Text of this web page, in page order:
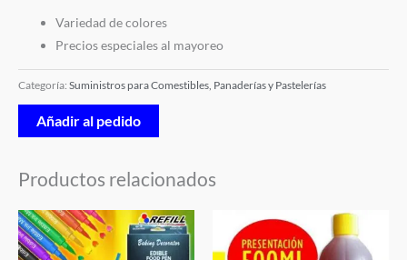
Variedad de colores
Precios especiales al mayoreo
Categoría: Suministros para Comestibles, Panaderías y Pastelerías
Añadir al pedido
Productos relacionados